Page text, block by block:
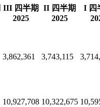
III 四半期
2025
II 四半期
2025
I 四
3,862,361 3,743,115
10,927,708 10,322,675